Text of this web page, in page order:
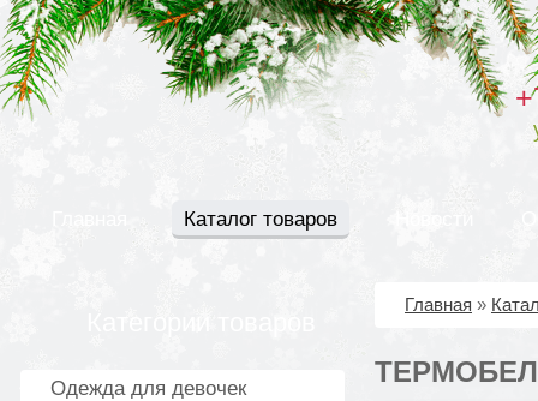
Каталог товаров
Главная »
Одежда для девочек